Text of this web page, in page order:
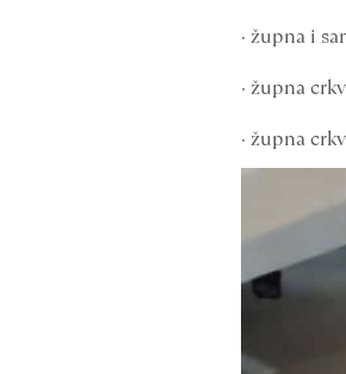
· župna i
· župna
· župna